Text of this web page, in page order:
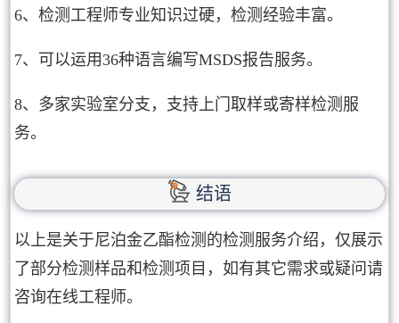
6、检测工程师专业知识过硬，检测经验丰富。
7、可以运用36种语言编写MSDS报告服务。
8、多家实验室分支，支持上门取样或寄样检测服
务。
结语
以上是关于尼泊金乙酯检测的检测服务介绍，仅展示
了部分检测样品和检测项目，如有其它需求或疑问请
咨询在线工程师。